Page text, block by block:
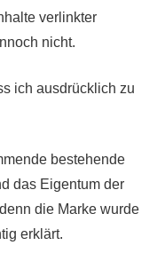
verlinkter
nicht.
ich ausdrücklich zu
bestehende
das Eigentum der
die Marke wurde
erklärt.